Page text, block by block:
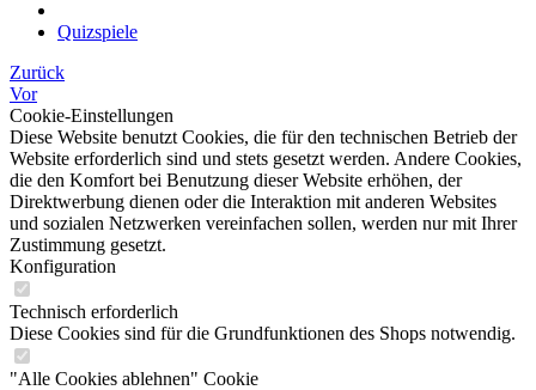
Quizspiele
Zurück
Vor
Cookie-Einstellungen
Diese Website benutzt Cookies, die für den technischen Betrieb der
Website erforderlich sind und stets gesetzt werden. Andere Cookies,
die den Komfort bei Benutzung dieser Website erhöhen, der
Direktwerbung dienen oder die Interaktion mit anderen Websites
und sozialen Netzwerken vereinfachen sollen, werden nur mit Ihrer
Zustimmung gesetzt.
Konfiguration
Technisch erforderlich
Diese Cookies sind für die Grundfunktionen des Shops notwendig.
"Alle Cookies ablehnen" Cookie